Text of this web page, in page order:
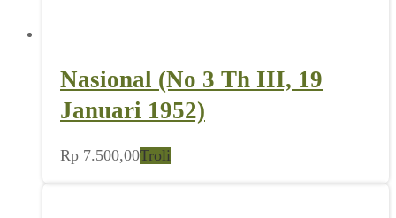
Nasional (No 3 Th III, 19
Januari 1952)
Rp 7.500,00Troli